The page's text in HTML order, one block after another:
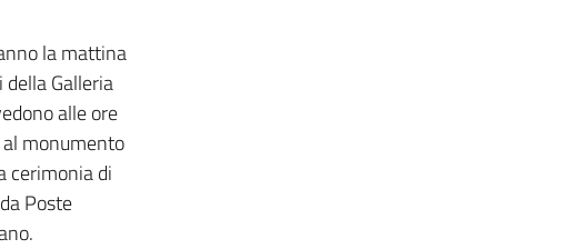
la mattina
Galleria
alle ore
al monumento
cerimonia di
Poste